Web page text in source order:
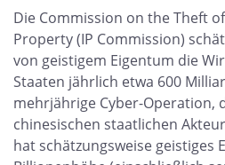
Die Commission on the Theft
Property (IP Commission)
von geistigem Eigentum die
Staaten jährlich etwa 600
mehrjährige Cyber-Operation,
chinesischen staatlichen
hat schätzungsweise geistiges